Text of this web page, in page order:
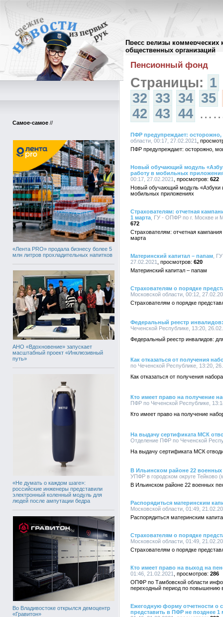
Пресс релизы коммерческих
общественных организаций
Самое-самое //
«Лента PRO» продала бизнесу более 5
млн литров прохладительных напитков
АНО «Вдохновение» запускает
масштабный проект «Инклюзивный
путь»
«Не думать о каждом шаге»:
российские инженеры представили
электронный коленный модуль для
людей после ампутации бедра
Во Владивостоке открылся демоцентр
«Гравитон»
Архив пресс-релизов//
Пенсионный фонд
Страницы: 1
32 33 34 35
42 43 44
ПФР предупреждает:
области, 00:17, 27.02.2021
ПФР предупреждает: осторожно,
Новый обучающий модуль
работу в мобильных
00:17, 27.02.2021
622
Новый обучающий модуль «Азбуки
мобильных приложениях
Страхователям: отчетная
1 марта , ГУ - ОПФР по г. Москве и
672
Страхователям: отчетная
марта
Материнский капитал – папам ,
27.02.2021
620
Материнский капитал – папам
Страхователям о порядке
Московской области, 00:12,
Страхователям о порядке
Федеральный реестр
Чеченской Республике, 13:20,
Федеральный реестр инвалидов:
Как отказаться от получения
по Чеченской Республике, 13:20,
Как отказаться от получения
Кто имеет право на получение
ПФР по Чеченской Республике,
Кто имеет право на получение
На выдачу сертификата МСК
Отделение ПФР по Чеченской
На выдачу сертификата МСК
В Ильинском районе 22
УПФР в городском округе Тейково
В Ильинском районе 22 военных
Распорядиться материнским
Московской области, 01:49,
Распорядиться материнским
Страхователям о порядке
Московской области, 01:49,
Страхователям о порядке
Кто имеет право на выход на
01:46, 21.02.2021
286
ОПФР по Тамбовской области
переходный период по повышению
Ежегодную форму отчетности о
представить в ПФР не позднее 1